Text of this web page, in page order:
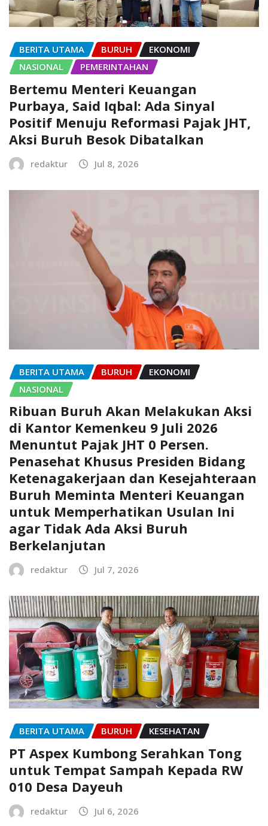
BERITA UTAMA BURUH
EKONOMI
NASIONAL
PEMERINTAHAN
Bertemu Menteri Keuangan
Purbaya, Said Iqbal: Ada Sinyal
Positif Menuju Reformasi Pajak JHT,
Aksi Buruh Besok Dibatalkan
redaktur Jul 8, 2026
BERITA UTAMA BURUH
EKONOMI
NASIONAL
Ribuan Buruh Akan Melakukan Aksi
di Kantor Kemenkeu 9 Juli 2026
Menuntut Pajak JHT 0 Persen.
Penasehat Khusus Presiden Bidang
Ketenagakerjaan dan Kesejahteraan
Buruh Meminta Menteri Keuangan
untuk Memperhatikan Usulan Ini
agar Tidak Ada Aksi Buruh
Berkelanjutan
redaktur Jul 7, 2026
BERITA UTAMA BURUH KESEHATAN
PT Aspex Kumbong Serahkan Tong
untuk Tempat Sampah Kepada RW
010 Desa Dayeuh
redaktur Jul 6, 2026